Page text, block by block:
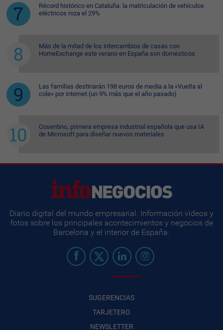
Récord histórico en Cataluña: la matriculación de vehículos
eléctricos roza el 29%
Más de la mitad de los intercambios de casas con
HomeExchange este verano en España son domésticos
Las familias destinarán 198 euros de media a la «Vuelta al
cole» por internet (un 9% más que el año pasado)
Cosentino, primera empresa industrial española que usa IA
de Microsoft para diseñar nuevos materiales
Diario digital del mundo empresarial. Información videos y
fotos sobre los principales acontecimientos y negocios de
Barcelona y el interior de España.
SUGERENCIAS
TARJETERO
NEWSLETTER